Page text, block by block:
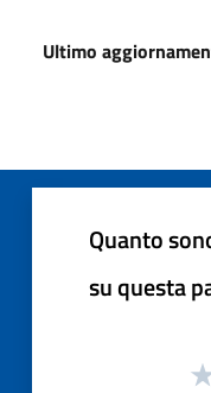
Ultimo
Quanto
su questa